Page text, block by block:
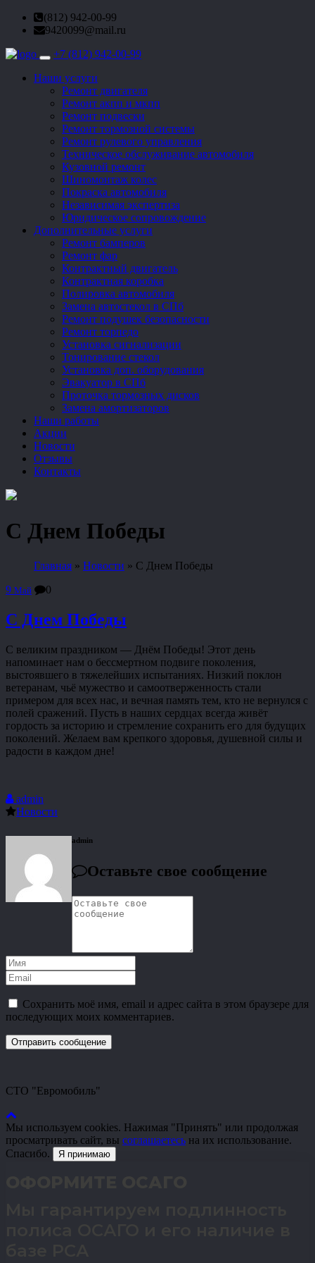
(812) 942-00-99
9420099@mail.ru
Toggle
+7 (812) 942-00-99
Наши услуги
Ремонт двигателя
Ремонт акпп и мкпп
Ремонт подвески
Ремонт тормозной системы
Ремонт рулевого управления
Техническое обслуживание автомобиля
Кузовной ремонт
Шиномонтаж колес
Покраска автомобиля
Независимая экспертиза
Юридическое сопровождение
Дополнительные услуги
Ремонт бамперов
Ремонт фар
Контрактный двигатель
Контрактная коробка
Полировка автомобиля
Замена автостекол в СПб
Ремонт подушек безопасности
Ремонт торпедо
Установка сигнализации
Тонирование стекол
Установка доп. оборудования
Эвакуатор в СПб
Проточка тормозных дисков
Замена амортизаторов
Наши работы
Акции
Новости
Отзывы
Контакты
С Днем Победы
Главная » Новости » С Днем Победы
9 Май 0
С Днем Победы
С великим праздником — Днём Победы! Этот день
напоминает нам о бессмертном подвиге поколения,
выстоявшего в тяжелейших испытаниях. Низкий поклон
ветеранам, чьё мужество и самоотверженность стали
примером для всех нас, и вечная память тем, кто не вернулся с
полей сражений. Пусть в наших сердцах всегда живёт
гордость за историю и стремление сохранить его для будущих
поколений. Желаем вам крепкого здоровья, душевной силы и
радости в каждом дне!
admin
Новости
admin
Оставьте свое сообщение
Сохранить моё имя, email и адрес сайта в этом браузере для
последующих моих комментариев.
СТО "Евромобиль"
Мы используем cookies. Нажимая "Принять" или продолжая
просматривать сайт, вы соглашаетесь на их использование.
Спасибо.
Я принимаю